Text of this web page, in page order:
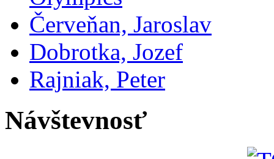
Červeňan, Jaroslav
Dobrotka, Jozef
Rajniak, Peter
Návštevnosť